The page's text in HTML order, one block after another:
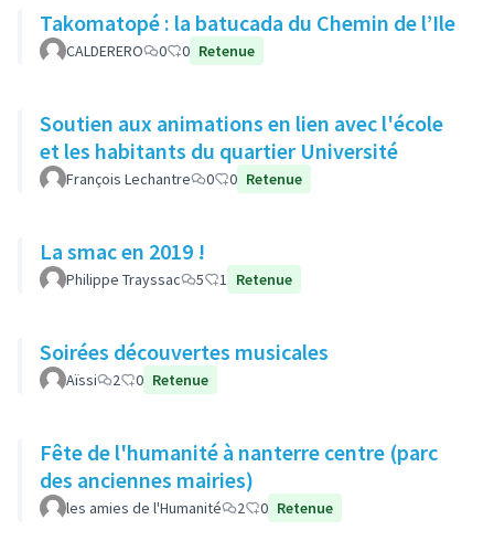
Takomatopé : la batucada du Chemin de l’Ile
CALDERERO 0 0 Retenue
Soutien aux animations en lien avec l'école
et les habitants du quartier Université
François Lechantre 0 0 Retenue
La smac en 2019 !
Philippe Trayssac 5 1 Retenue
Soirées découvertes musicales
Aïssi 2 0 Retenue
Fête de l'humanité à nanterre centre (parc
des anciennes mairies)
les amies de l'Humanité 2 0 Retenue